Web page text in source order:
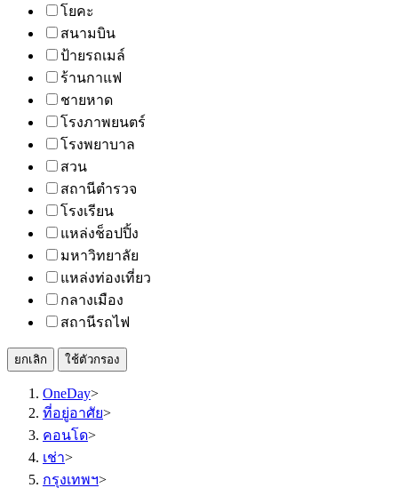
โยคะ
สนามบิน
ป้ายรถเมล์
ร้านกาแฟ
ชายหาด
โรงภาพยนตร์
โรงพยาบาล
สวน
สถานีตำรวจ
โรงเรียน
แหล่งช็อปปิ้ง
มหาวิทยาลัย
แหล่งท่องเที่ยว
กลางเมือง
สถานีรถไฟ
ยกเลิก ใช้ตัวกรอง
OneDay>
ที่อยู่อาศัย>
คอนโด>
เช่า>
กรุงเทพฯ>